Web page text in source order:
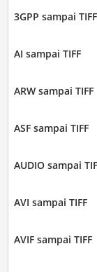
3GPP sampai TIFF
AI sampai TIFF
ARW sampai TIFF
ASF sampai TIFF
AUDIO sampai
AVI sampai TIFF
AVIF sampai TIFF